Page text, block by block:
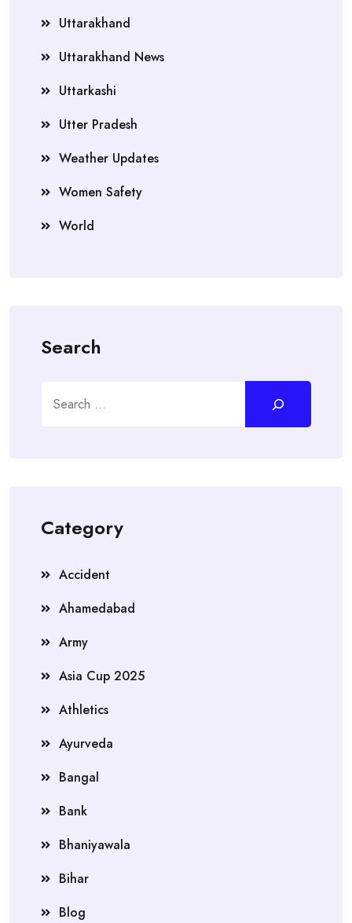
Uttarakhand
Uttarakhand News
Uttarkashi
Utter Pradesh
Weather Updates
Women Safety
World
Search
Search
Category
Accident
Ahamedabad
Army
Asia Cup 2025
Athletics
Ayurveda
Bangal
Bank
Bhaniyawala
Bihar
Blog